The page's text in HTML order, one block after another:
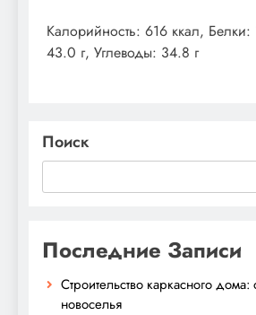
Калорийность: 616 ккал,
43.0 г, Углеводы: 34.8 г
Поиск
Последние Записи
Строительство каркасного дома:
новоселья